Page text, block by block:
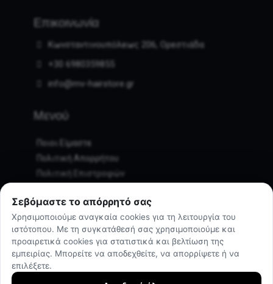
Επικοινωνία
Κωνσταντινουπόλεως 206, Ορεστιάδα
+30 6980359855
info@mv-hairstore.gr
Μενού
Ποιοι Είμαστε
Πολιτική Απορρήτου
Πολιτική Επιστροφών
Τρόποι Αποστολής
Ο λογαριασμός μου
Επικοινωνία
Σεβόμαστε το απόρρητό σας
Χρησιμοποιούμε αναγκαία cookies για τη λειτουργία του
ιστότοπου. Με τη συγκατάθεσή σας χρησιμοποιούμε και
προαιρετικά cookies για στατιστικά και βελτίωση της
εμπειρίας. Μπορείτε να αποδεχθείτε, να απορρίψετε ή να
επιλέξετε.